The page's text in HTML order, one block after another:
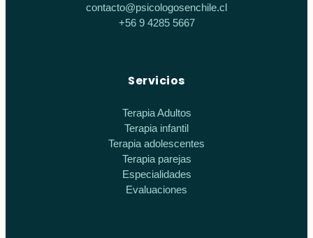
contacto@psicologosenchile.cl
+56 9 4285 5667
Servicios
Terapia Adultos
Terapia infantil
Terapia adolescentes
Terapia parejas
Especialidades
Evaluaciones